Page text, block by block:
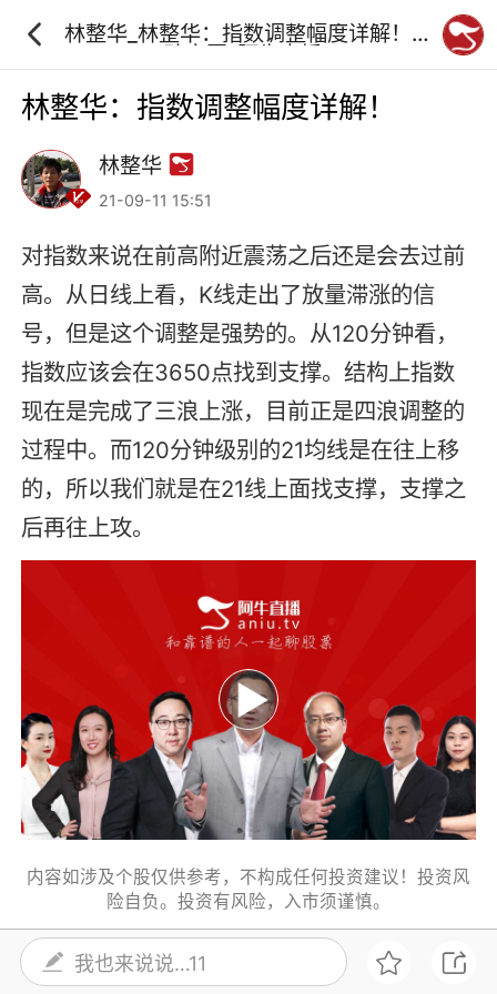
林整华_林整华：指数调整幅度详解！_
林整华：指数调整幅度详解！
林整华
21-09-11 15:51
对指数来说在前高附近震荡之后还是会去过前
高。从日线上看，K线走出了放量滞涨的信
号，但是这个调整是强势的。从120分钟看，
指数应该会在3650点找到支撑。结构上指数
现在是完成了三浪上涨，目前正是四浪调整的
过程中。而120分钟级别的21均线是在往上移
的，所以我们就是在21线上面找支撑，支撑之
后再往上攻。
内容如涉及个股仅供参考，不构成任何投资建议！投资风
险自负。投资有风险，入市须谨慎。
6
我也来说说…11